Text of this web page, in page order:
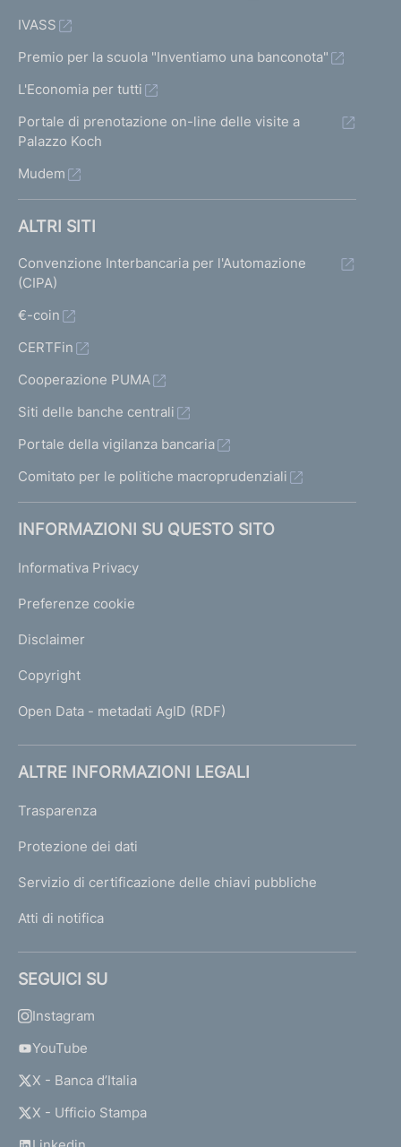
IVASS
Premio per la scuola "Inventiamo una banconota"
L'Economia per tutti
Portale di prenotazione on-line delle visite a
Palazzo Koch
Mudem
ALTRI SITI
Convenzione Interbancaria per l'Automazione
(CIPA)
€-coin
CERTFin
Cooperazione PUMA
Siti delle banche centrali
Portale della vigilanza bancaria
Comitato per le politiche macroprudenziali
INFORMAZIONI SU QUESTO SITO
Informativa Privacy
Preferenze cookie
Disclaimer
Copyright
Open Data - metadati AgID (RDF)
ALTRE INFORMAZIONI LEGALI
Trasparenza
Protezione dei dati
Servizio di certificazione delle chiavi pubbliche
Atti di notifica
SEGUICI SU
Instagram
YouTube
X - Banca d’Italia
X - Ufficio Stampa